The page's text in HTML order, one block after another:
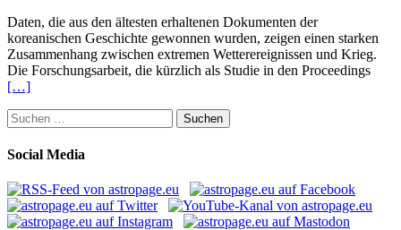
Daten, die aus den ältesten erhaltenen Dokumenten der
koreanischen Geschichte gewonnen wurden, zeigen einen starken
Zusammenhang zwischen extremen Wetterereignissen und Krieg.
Die Forschungsarbeit, die kürzlich als Studie in den Proceedings
[…]
Suchen
nach:
Social Media